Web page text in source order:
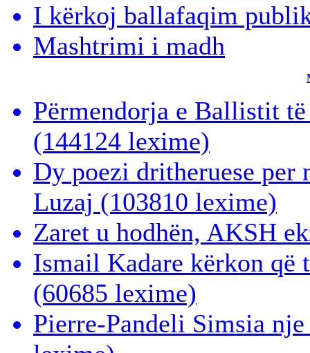
I kërkoj ballafaqim
Mashtrimi i madh
Përmendorja e Ballistit
(144124 lexime)
Dy poezi dritheruese per
Luzaj (103810 lexime)
Zaret u hodhën, AKSH
Ismail Kadare kërkon që
(60685 lexime)
Pierre-Pandeli Simsia